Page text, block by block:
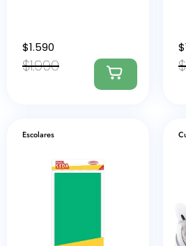
$1.990
$1.590
$
$
Escolares